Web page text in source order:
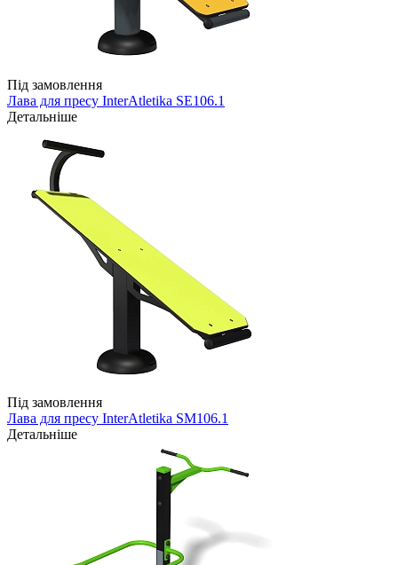
Під замовлення
Лава для пресу InterAtletika SE106.1
Детальніше
Під замовлення
Лава для пресу InterAtletika SM106.1
Детальніше